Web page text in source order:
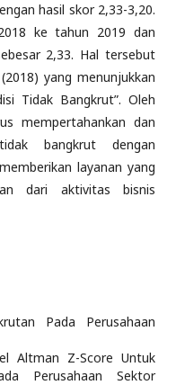
hasil skor 2,33-3,20.
ke tahun 2019 dan
2,33. Hal tersebut
yang menunjukkan
Tidak Bangkrut”. Oleh
mempertahankan dan
bangkrut dengan
layanan yang
dari aktivitas bisnis
Pada Perusahaan
Altman Z-Score Untuk
Perusahaan Sektor